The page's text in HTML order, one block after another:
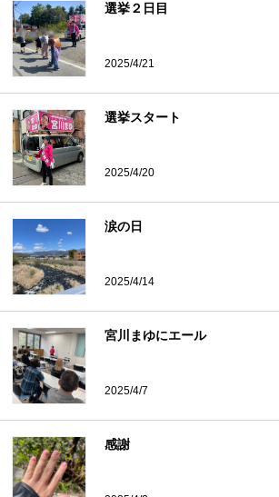
選挙２日目
2025/4/21
選挙スタート
2025/4/20
涙の日
2025/4/14
宮川まゆにエール
2025/4/7
感謝